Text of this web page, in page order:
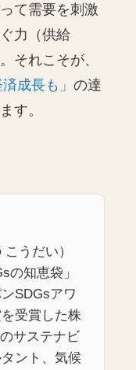
て需要を刺激
力（供給
それこそが、
成長も」の達
す。
うだい）
の知恵袋」
SDGsアワ
受賞した株
サステナビ
ント、気候